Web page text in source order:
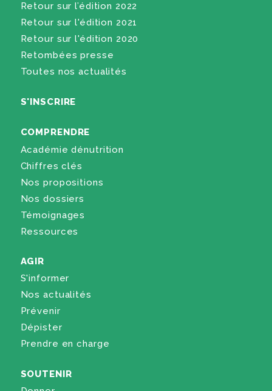
Retour sur l’édition 2022
Retour sur l'édition 2021
Retour sur l'édition 2020
Retombées presse
Toutes nos actualités
S'INSCRIRE
COMPRENDRE
Académie dénutrition
Chiffres clés
Nos propositions
Nos dossiers
Témoignages
Ressources
AGIR
S'informer
Nos actualités
Prévenir
Dépister
Prendre en charge
SOUTENIR